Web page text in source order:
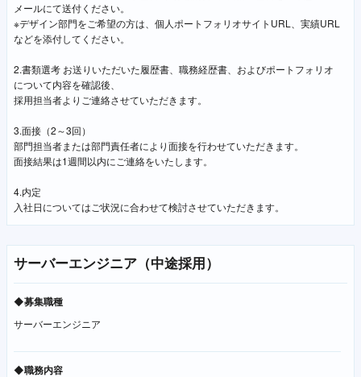
メールにて送付ください。
※デザイン部門をご希望の方は、個人ポートフォリオサイトURL、実績URL
などを添付してください。
2.書類選考 お送りいただいた履歴書、職務経歴書、およびポートフォリオ
について内容を確認後、
採用担当者よりご連絡させていただきます。
3.面接（2～3回）
部門担当者または部門責任者により面接を行わせていただきます。
面接結果は1週間以内にご連絡をいたします。
4.内定
入社日についてはご状況に合わせて検討させていただきます。
サーバーエンジニア（中途採用）
◆募集職種
サーバーエンジニア
◆職務内容